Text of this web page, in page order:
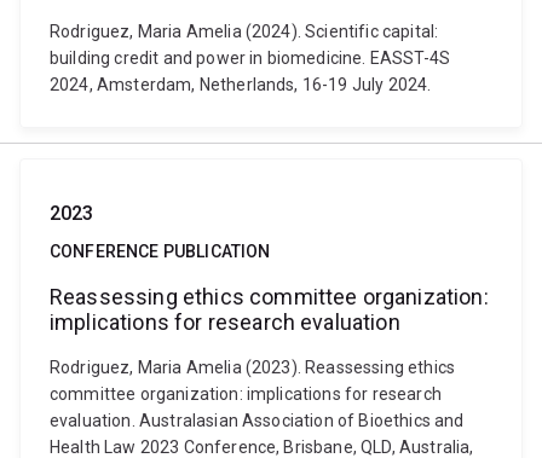
Rodriguez, Maria Amelia (2024). Scientific capital:
building credit and power in biomedicine. EASST-4S
2024, Amsterdam, Netherlands, 16-19 July 2024.
2023
CONFERENCE PUBLICATION
Reassessing ethics committee organization:
implications for research evaluation
Rodriguez, Maria Amelia (2023). Reassessing ethics
committee organization: implications for research
evaluation. Australasian Association of Bioethics and
Health Law 2023 Conference, Brisbane, QLD, Australia,